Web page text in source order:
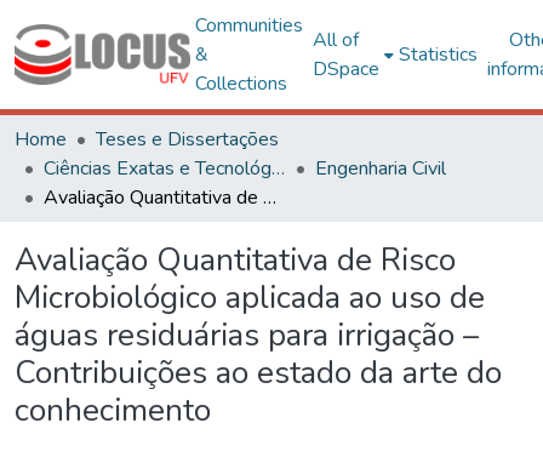
Communities
&
Collections
All of
DSpace
Statistics
Home
Teses e Dissertações
Ciências Exatas e Tecnológicas
Engenharia Civil
Avaliação Quantitativa de Risco Microbiológico aplicada ao uso de águas residuárias para irrigação – Contribuições ao estado da arte do conhecimento
Avaliação Quantitativa de Risco
Microbiológico aplicada ao uso de
águas residuárias para irrigação –
Contribuições ao estado da arte do
conhecimento